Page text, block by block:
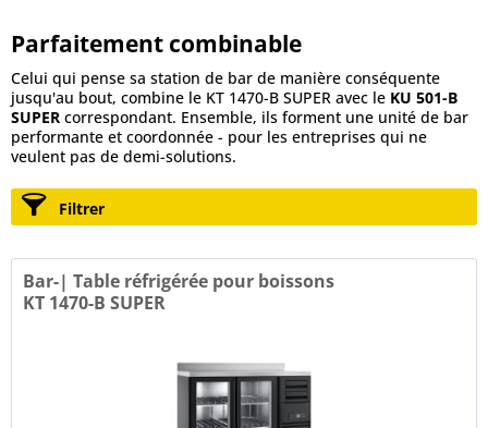
Parfaitement combinable
Celui qui pense sa station de bar de manière conséquente
jusqu'au bout, combine le KT 1470-B SUPER avec le KU 501-B
SUPER correspondant. Ensemble, ils forment une unité de bar
performante et coordonnée - pour les entreprises qui ne
veulent pas de demi-solutions.
Filtrer
Bar-| Table réfrigérée pour boissons
KT 1470-B SUPER